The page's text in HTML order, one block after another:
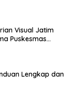
Visual Jatim
Puskesmas
Lengkap dan